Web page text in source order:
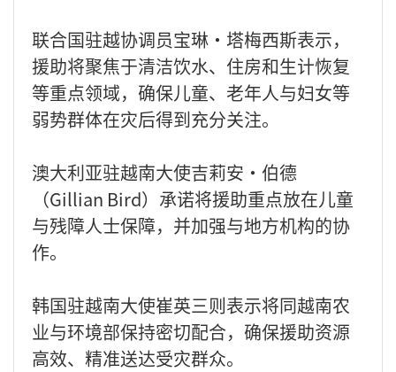
联合国驻越协调员宝琳·塔梅西斯表示，
援助将聚焦于清洁饮水、住房和生计恢复
等重点领域，确保儿童、老年人与妇女等
弱势群体在灾后得到充分关注。
澳大利亚驻越南大使吉莉安·伯德
（Gillian Bird）承诺将援助重点放在儿童
与残障人士保障，并加强与地方机构的协
作。
韩国驻越南大使崔英三则表示将同越南农
业与环境部保持密切配合，确保援助资源
高效、精准送达受灾群众。